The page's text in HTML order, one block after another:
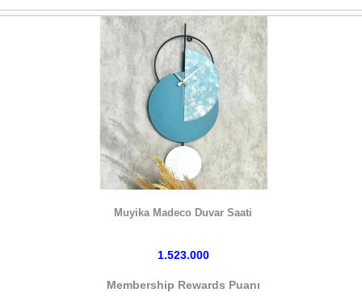
Muyika Madeco Duvar Saati
1.523.000
Membership Rewards Puanı